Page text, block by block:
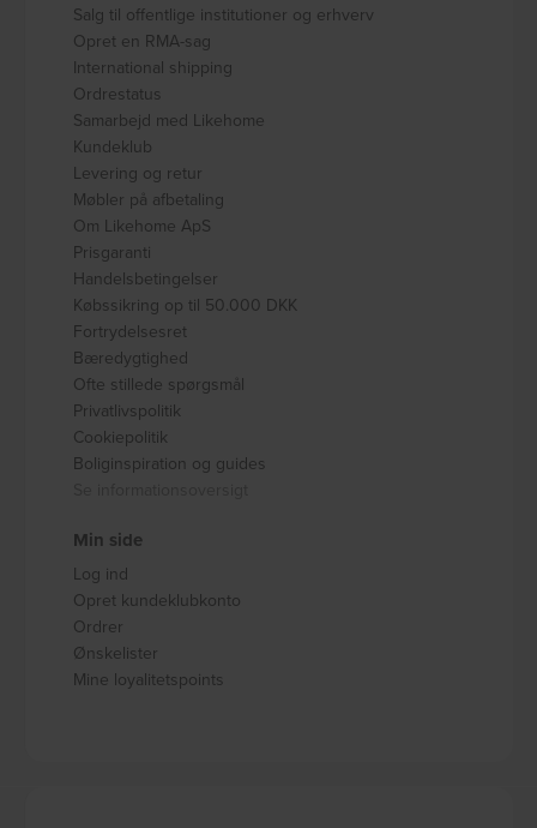
Salg til offentlige institutioner og erhverv
Opret en RMA-sag
International shipping
Ordrestatus
Samarbejd med Likehome
Kundeklub
Levering og retur
Møbler på afbetaling
Om Likehome ApS
Prisgaranti
Handelsbetingelser
Købssikring op til 50.000 DKK
Fortrydelsesret
Bæredygtighed
Ofte stillede spørgsmål
Privatlivspolitik
Cookiepolitik
Boliginspiration og guides
Min side
Log ind
Opret kundeklubkonto
Ordrer
Ønskelister
Mine loyalitetspoints